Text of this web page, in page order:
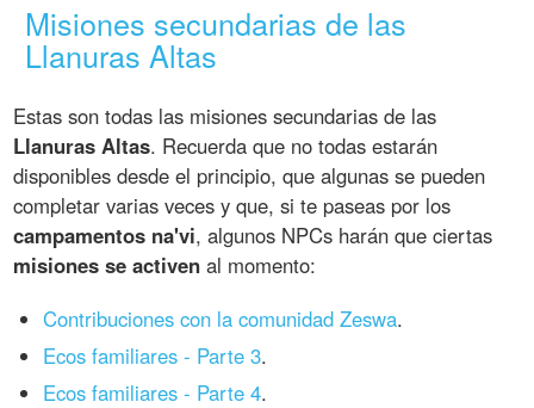
Misiones secundarias de las
Llanuras Altas
Estas son todas las misiones secundarias de las
Llanuras Altas. Recuerda que no todas estarán
disponibles desde el principio, que algunas se pueden
completar varias veces y que, si te paseas por los
campamentos na'vi, algunos NPCs harán que ciertas
misiones se activen al momento:
Contribuciones con la comunidad Zeswa.
Ecos familiares - Parte 3.
Ecos familiares - Parte 4.